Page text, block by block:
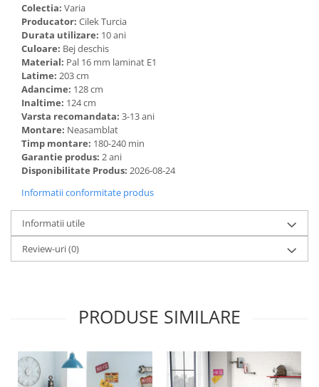
Colectia: Varia
Producator: Cilek Turcia
Durata utilizare: 10 ani
Culoare: Bej deschis
Material: Pal 16 mm laminat E1
Latime: 203 cm
Adancime: 128 cm
Inaltime: 124 cm
Varsta recomandata: 3-13 ani
Montare: Neasamblat
Timp montare: 180-240 min
Garantie produs: 2 ani
Disponibilitate Produs: 2026-08-24
Informatii conformitate produs
Informatii utile
Review-uri(0)
PRODUSE SIMILARE